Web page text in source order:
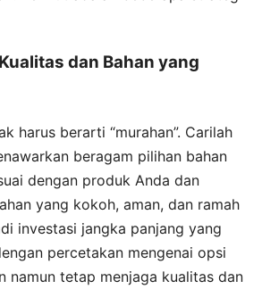
dan Bahan yang
harus berarti “murahan”. Carilah
beragam pilihan bahan
dengan produk Anda dan
yang kokoh, aman, dan ramah
investasi jangka panjang yang
percetakan mengenai opsi
namun tetap menjaga kualitas dan